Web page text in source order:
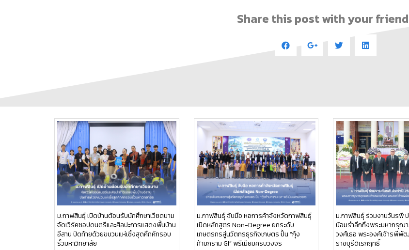
Share this post with your
ม.กาฬสินธุ์ เปิดบ้านต้อนรับนักศึกษาเวียดนาม
จัดเวิร์คชอปดนตรีและศิลปะการแสดงพื้นบ้าน
อีสาน ปิดท้ายด้วยขบวนแห่เซิ้งสุดคึกคักรอบ
รั้วมหาวิทยาลัย
ม.กาฬสินธุ์ จับมือ หอการค้าจังหวัดกาฬสินธุ์
เปิดหลักสูตร Non-Degree ยกระดับ
เกษตรกรสู่นวัตกรธุรกิจเกษตร ปั้น “กุ้ง
ก้ามกราม GI” พรีเมียมครบวงจร
ม.กาฬสินธุ์ ร่วมงานวันรพี
น้อมรำลึกถึงพระมหากรุณ
วงศ์เธอ พระองค์เจ้ารพีพั
ราชบุรีดิเรกฤทธิ์